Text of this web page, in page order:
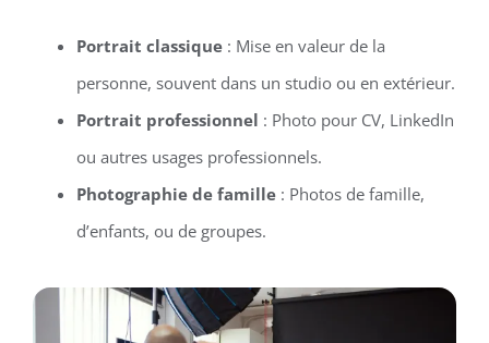
Portrait classique: Mise en valeur de la
personne, souvent dans un studio ou en extérieur.
Portrait professionnel : Photo pour CV, LinkedIn
ou autres usages professionnels.
Photographie de famille: Photos de famille,
d’enfants, ou de groupes.